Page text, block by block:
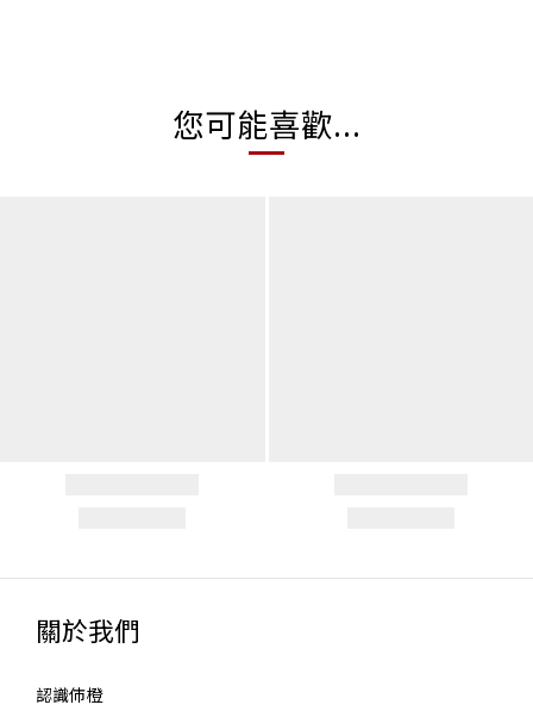
您可能喜歡...
關於我們
認識伂橙